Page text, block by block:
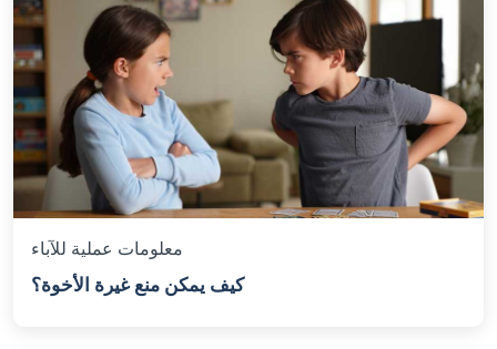
معلومات عملية للآباء
كيف يمكن منع غيرة الأخوة؟